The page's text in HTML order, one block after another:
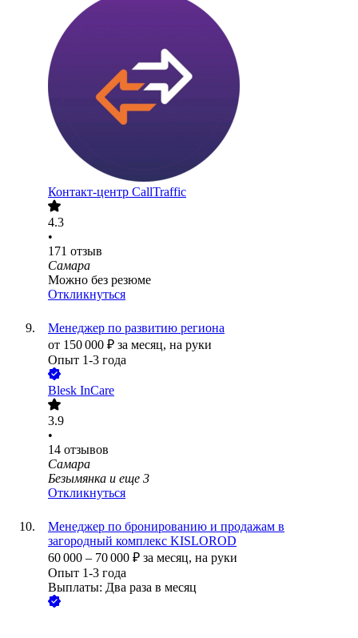
Контакт-центр CallTraffic
4.3
•
171 отзыв
Самара
Можно без резюме
Откликнуться
Менеджер по развитию региона
от 150 000 ₽ за месяц, на руки
Опыт 1-3 года
Blesk InCare
3.9
•
14 отзывов
Самара
Безымянка и еще 3
Откликнуться
Менеджер по бронированию и продажам в
загородный комплекс KISLOROD
60 000 – 70 000 ₽ за месяц, на руки
Опыт 1-3 года
Выплаты: Два раза в месяц